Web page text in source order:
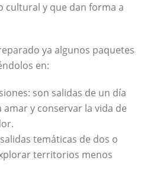
cultural y que dan forma a
ya algunos paquetes
en:
son salidas de un día
y conservar la vida de
temáticas de dos o
territorios menos